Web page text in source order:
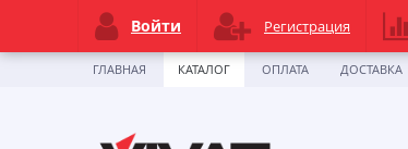
ГЛАВНАЯ КАТАЛОГ ОПЛАТА ДОСТАВКА
Войти Регистрация